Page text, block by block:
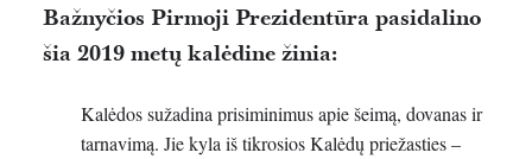
Bažnyčios Pirmoji Prezidentūra pasidalino
šia 2019 metų kalėdine žinia:
Kalėdos sužadina prisiminimus apie šeimą, dovanas ir
tarnavimą. Jie kyla iš tikrosios Kalėdų priežasties –